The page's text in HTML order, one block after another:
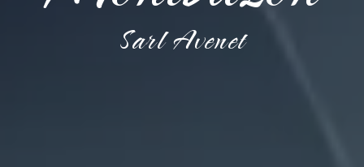
Sarl Avenet